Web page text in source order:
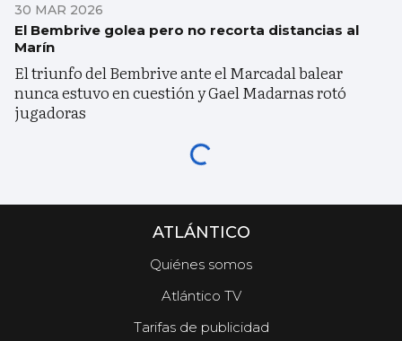
30 MAR 2026
El Bembrive golea pero no recorta distancias al
Marín
El triunfo del Bembrive ante el Marcadal balear
nunca estuvo en cuestión y Gael Madarnas rotó
jugadoras
ATLÁNTICO
Quiénes somos
Atlántico TV
Tarifas de publicidad